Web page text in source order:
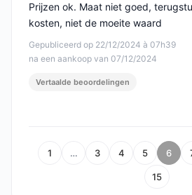
Gepubliceerd op 22/12/2024 à 07h39
na een aankoop van 07/12/2024
Prijzen ok. Maat niet goed,
kosten, niet de moeite waard
Vertaalde beoordelingen
1 … 3 4 5 6
15